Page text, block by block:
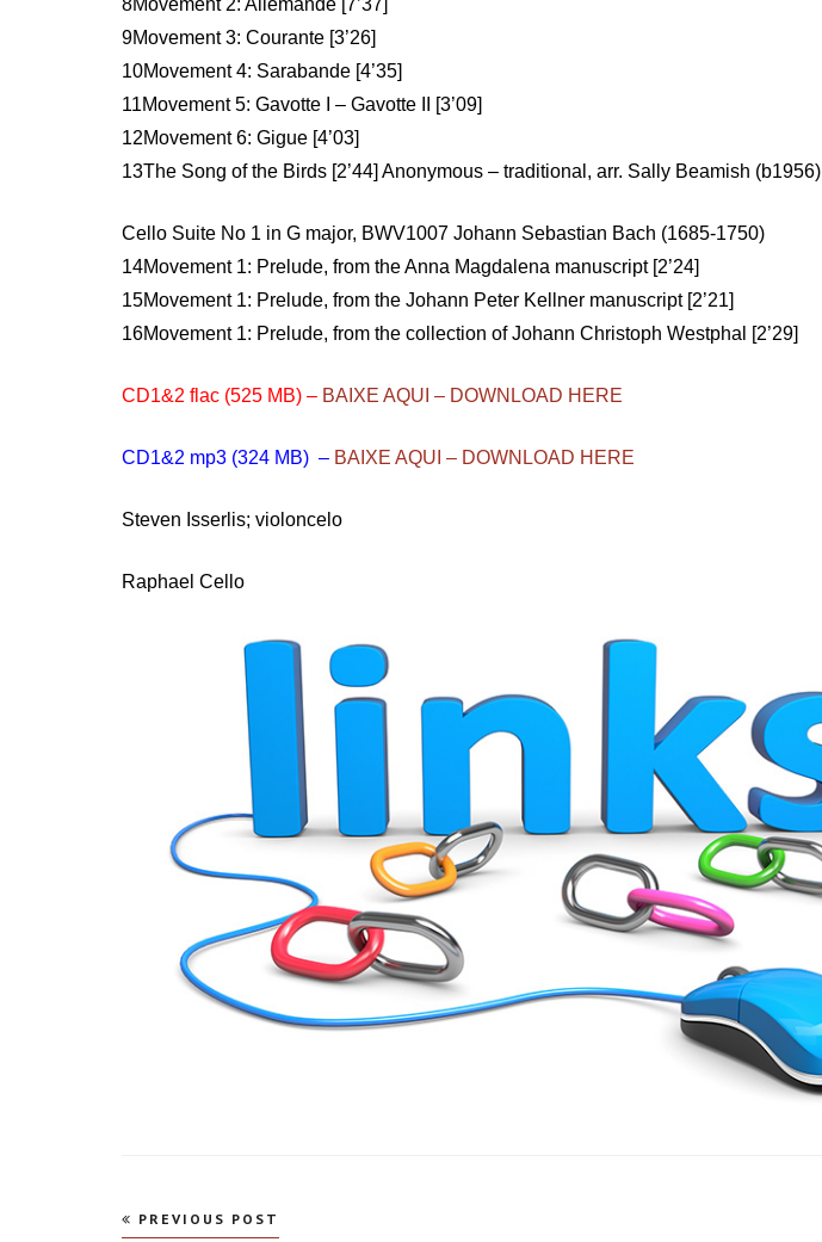
8Movement 2: Allemande [7’37]
9Movement 3: Courante [3’26]
10Movement 4: Sarabande [4’35]
11Movement 5: Gavotte I – Gavotte II [3’09]
12Movement 6: Gigue [4’03]
13The Song of the Birds [2’44] Anonymous – traditional, arr. Sally Beamish (b1956)
Cello Suite No 1 in G major, BWV1007 Johann Sebastian Bach (1685-1750)
14Movement 1: Prelude, from the Anna Magdalena manuscript [2’24]
15Movement 1: Prelude, from the Johann Peter Kellner manuscript [2’21]
16Movement 1: Prelude, from the collection of Johann Christoph Westphal [2’29]
CD1&2 flac (525 MB) – BAIXE AQUI – DOWNLOAD HERE
CD1&2 mp3 (324 MB) – BAIXE AQUI – DOWNLOAD HERE
Steven Isserlis; violoncelo
Raphael Cello
Navegação
PREVIOUS POST